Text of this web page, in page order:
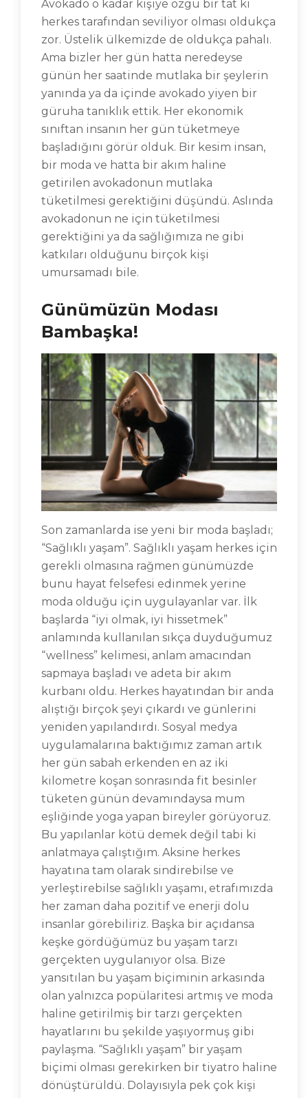
Avokado o kadar kişiye özgü bir tat ki
herkes tarafından seviliyor olması oldukça
zor. Üstelik ülkemizde de oldukça pahalı.
Ama bizler her gün hatta neredeyse
günün her saatinde mutlaka bir şeylerin
yanında ya da içinde avokado yiyen bir
güruha tanıklık ettik. Her ekonomik
sınıftan insanın her gün tüketmeye
başladığını görür olduk. Bir kesim insan,
bir moda ve hatta bir akım haline
getirilen avokadonun mutlaka
tüketilmesi gerektiğini düşündü. Aslında
avokadonun ne için tüketilmesi
gerektiğini ya da sağlığımıza ne gibi
katkıları olduğunu birçok kişi
umursamadı bile.
Günümüzün Modası
Bambaşka!
Son zamanlarda ise yeni bir moda başladı;
“Sağlıklı yaşam”. Sağlıklı yaşam herkes için
gerekli olmasına rağmen günümüzde
bunu hayat felsefesi edinmek yerine
moda olduğu için uygulayanlar var. İlk
başlarda “iyi olmak, iyi hissetmek”
anlamında kullanılan sıkça duyduğumuz
“wellness” kelimesi, anlam amacından
sapmaya başladı ve adeta bir akım
kurbanı oldu. Herkes hayatından bir anda
alıştığı birçok şeyi çıkardı ve günlerini
yeniden yapılandırdı. Sosyal medya
uygulamalarına baktığımız zaman artık
her gün sabah erkenden en az iki
kilometre koşan sonrasında fit besinler
tüketen günün devamındaysa mum
eşliğinde yoga yapan bireyler görüyoruz.
Bu yapılanlar kötü demek değil tabi ki
anlatmaya çalıştığım. Aksine herkes
hayatına tam olarak sindirebilse ve
yerleştirebilse sağlıklı yaşamı, etrafımızda
her zaman daha pozitif ve enerji dolu
insanlar görebiliriz. Başka bir açıdansa
keşke gördüğümüz bu yaşam tarzı
gerçekten uygulanıyor olsa. Bize
yansıtılan bu yaşam biçiminin arkasında
olan yalnızca popülaritesi artmış ve moda
haline getirilmiş bir tarzı gerçekten
hayatlarını bu şekilde yaşıyormuş gibi
paylaşma. “Sağlıklı yaşam” bir yaşam
biçimi olması gerekirken bir tiyatro haline
dönüştürüldü. Dolayısıyla pek çok kişi